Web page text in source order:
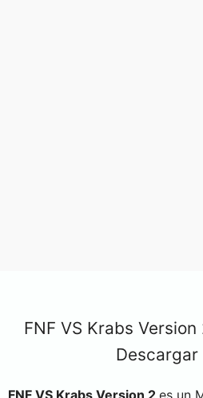
FNF VS Krabs
Descargar
FNF VS Krabs Version 2 es un